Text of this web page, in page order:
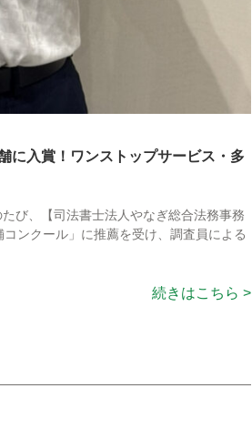
に入賞！ワンストップサービス・多
び、【司法書士法人やなぎ総合法務事務
ンクール」に推薦を受け、調査員による
続きはこちら >